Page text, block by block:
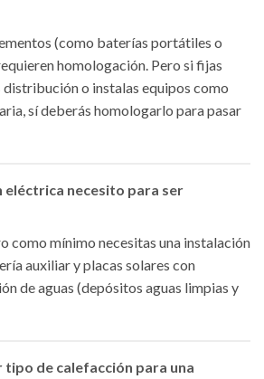
(como baterías portátiles o
homologación. Pero si fijas
o instalas equipos como
sí deberás homologarlo para pasar
eléctrica necesito para ser
como mínimo necesitas una instalación
auxiliar y placas solares con
de aguas (depósitos aguas limpias y
tipo de calefacción para una